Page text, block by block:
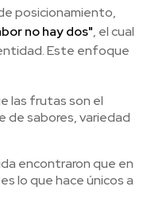
posicionamiento,
no hay dos", el cual
Este enfoque
las frutas son el
de sabores, variedad
encontraron que en
lo que hace únicos a